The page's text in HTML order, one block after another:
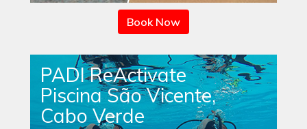
Book Now
PADI ReActivate
Piscina São Vicente,
Cabo Verde